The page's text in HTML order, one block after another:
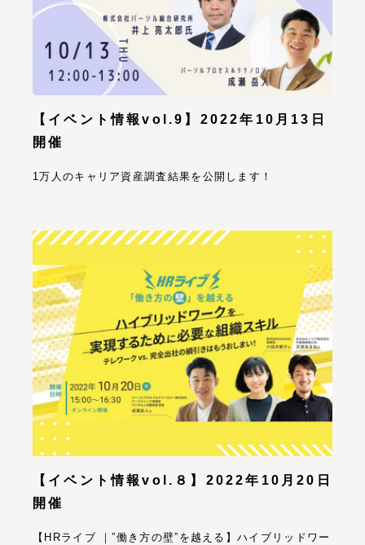
【イベント情報vol.9】2022年10月13日
開催
1万人のキャリア資産調査結果を公開します！
【イベント情報vol.８】2022年10月20日
開催
【HRライブ ｜”働き方の壁”を越える】ハイブリッドワー